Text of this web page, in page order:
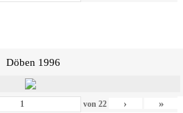
Döben 1996
von 22 › »